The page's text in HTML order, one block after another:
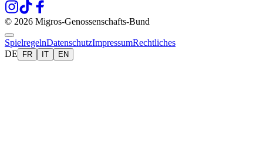
© 2026 Migros-Genossenschafts-Bund
SpielregelnDatenschutzImpressumRechtliches
DE
FR IT EN